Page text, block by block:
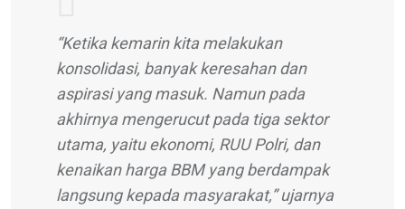
“Ketika kemarin kita melakukan
konsolidasi, banyak keresahan dan
aspirasi yang masuk. Namun pada
akhirnya mengerucut pada tiga sektor
utama, yaitu ekonomi, RUU Polri, dan
kenaikan harga BBM yang berdampak
langsung kepada masyarakat,” ujarnya